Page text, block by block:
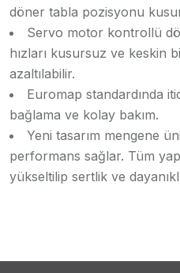
döner tabla pozisyonu
Servo motor kontrollü
hızları kusursuz ve keskin
azaltılabilir.
Euromap standardında
bağlama ve kolay bakım.
Yeni tasarım mengene
performans sağlar. Tüm
yükseltilip sertlik ve